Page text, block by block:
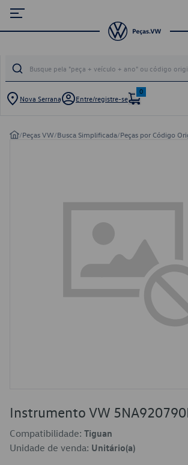
Nova Serrana Entre/registre-se
0
/Peças VW/Busca Simplificada/Peças por Código
Instrumento VW
Compatibilidade: Tiguan
Unidade de venda: Unitário(a)